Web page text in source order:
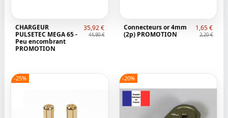
CHARGEUR
PULSETEC MEGA 65 -
Peu encombrant
PROMOTION
35,92 €
44,90 €
Connecteurs or 4mm
(2p) PROMOTION
1,65 €
2,20 €
-25% -20%